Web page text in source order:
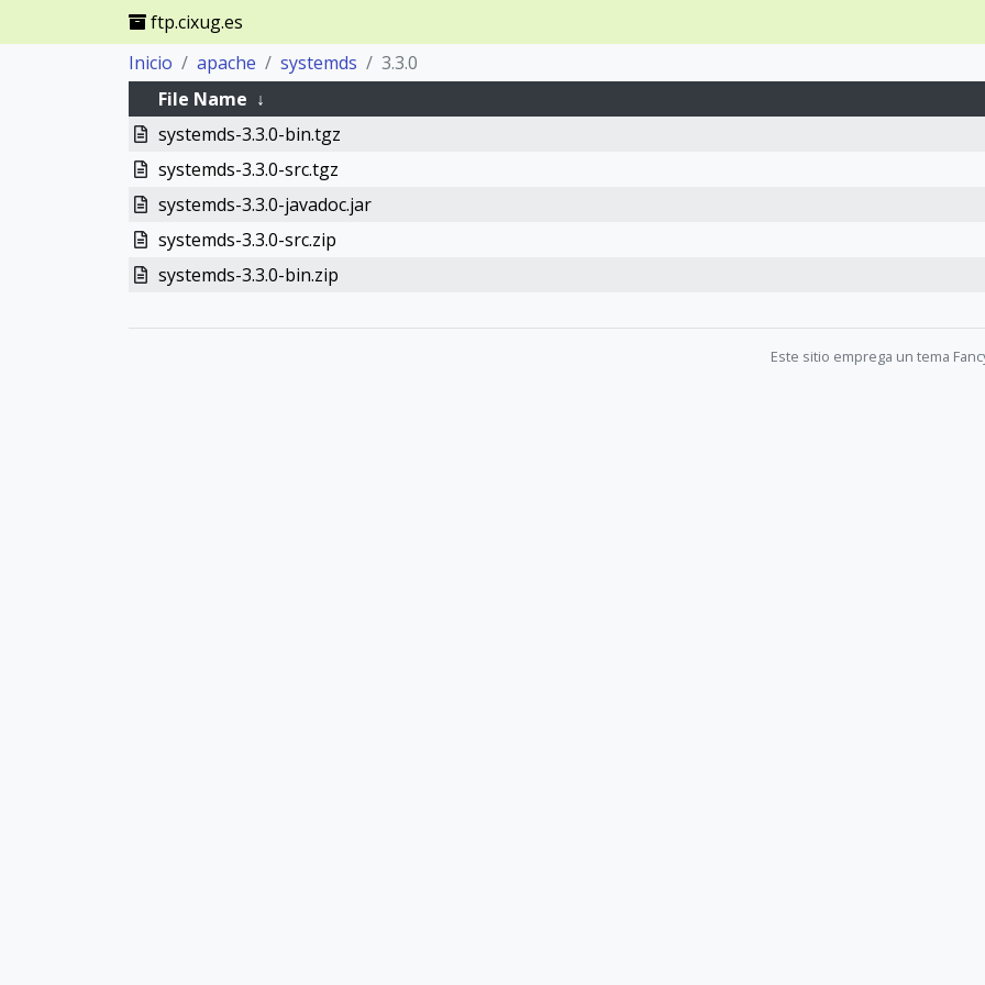
ftp.cixug.es
Inicio
apache systemds
3.3.0
File Name ↓
systemds-3.3.0-bin.tgz
systemds-3.3.0-src.tgz
systemds-3.3.0-javadoc.jar
systemds-3.3.0-src.zip
systemds-3.3.0-bin.zip
Este sitio emprega un tema